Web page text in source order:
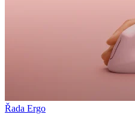
Řada Ergo